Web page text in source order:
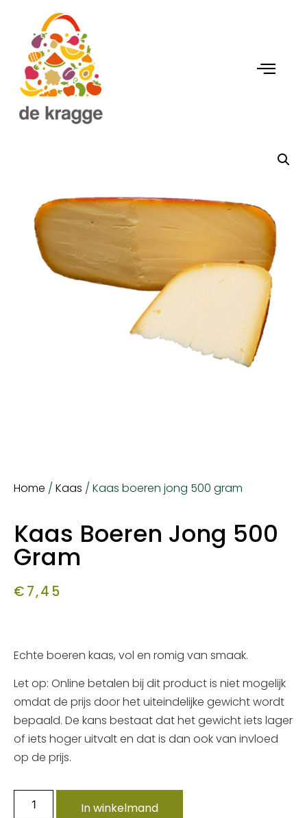
Home / Kaas / Kaas boeren jong 500 gram
Kaas Boeren Jong 500
Gram
€7,45
Echte boeren kaas, vol en romig van smaak.
Let op: Online betalen bij dit product is niet mogelijk
omdat de prijs door het uiteindelijke gewicht wordt
bepaald. De kans bestaat dat het gewicht iets lager
of iets hoger uitvalt en dat is dan ook van invloed
op de prijs.
In winkelmand